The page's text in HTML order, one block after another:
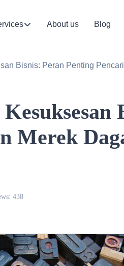
About us Blog
Bisnis: Peran Penting
Merek
438